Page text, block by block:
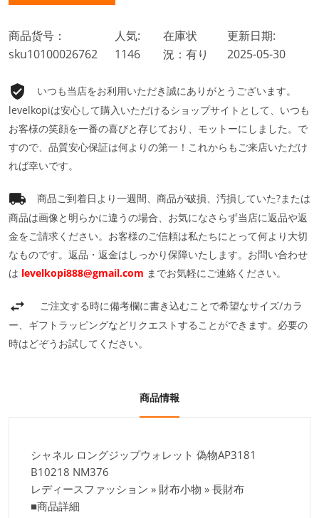
商品货号：
sku10100026762
人気:
1146
在庫状
況：有り
更新日期:
2025-05-30
いつも当店をお利用いただき誠にありがとうございます。
levelkopiは安心して購入いただけるショップサイトとして、いつも
お客様の笑顔を一番の喜びと存じており、モットーにしました。で
すので、品質安心保証は何よりの第一！これからもご来店いただけ
れば幸いです。
商品ご到着日より一週間、商品が破損、汚損していた?または
商品は画像と明らかに違うの場合、お気になさらず当店に返品や返
金をご請求ください。お客様のご信頼は私たちにとって何より大切
なものです。返品・返金はしっかり保障いたします。お問い合わせ
は levelkopi888@gmail.com までお気軽にご連絡ください。
ご注文する時に備考欄に書き込むことで希望なサイズ/カラ
ー、ギフトラッピングなどリクエストすることができます。必要の
時はどぞうお試してください。
商品情報
シャネル ロングジップウォレット 偽物AP3181
B10218 NM376
レディースファッション » 財布小物 » 長財布
■商品詳細